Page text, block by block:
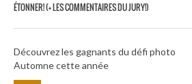
ÉTONNER! (+ LES COMMENTAIRES DU JURY!)
Découvrez les gagnants du défi photo
Automne cette année